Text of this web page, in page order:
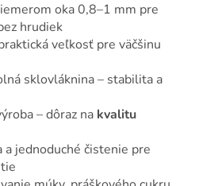
oka 0,8–1 mm pre
hrudiek
veľkosť pre väčšinu
sklovláknina – stabilita a
– dôraz na kvalitu
a jednoduché čistenie pre